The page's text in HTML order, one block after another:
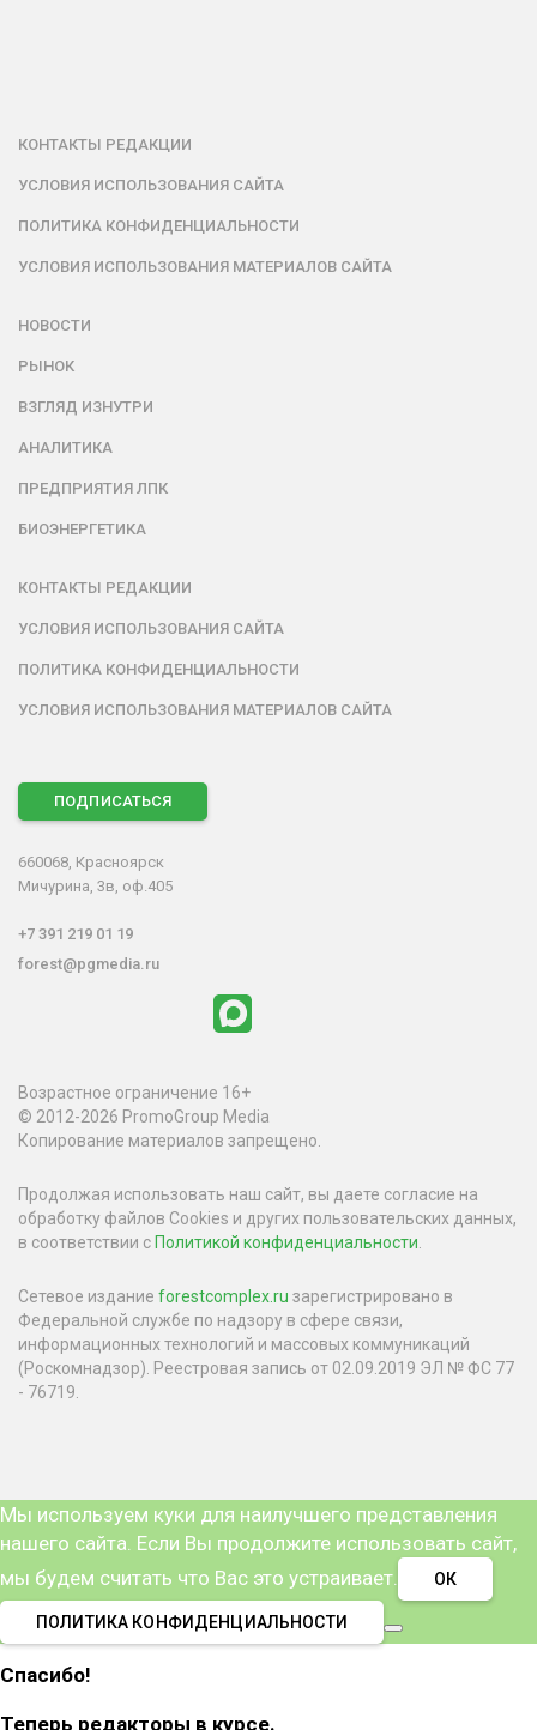
КОНТАКТЫ РЕДАКЦИИ
УСЛОВИЯ ИСПОЛЬЗОВАНИЯ САЙТА
ПОЛИТИКА КОНФИДЕНЦИАЛЬНОСТИ
УСЛОВИЯ ИСПОЛЬЗОВАНИЯ МАТЕРИАЛОВ САЙТА
НОВОСТИ
РЫНОК
ВЗГЛЯД ИЗНУТРИ
АНАЛИТИКА
ПРЕДПРИЯТИЯ ЛПК
БИОЭНЕРГЕТИКА
КОНТАКТЫ РЕДАКЦИИ
УСЛОВИЯ ИСПОЛЬЗОВАНИЯ САЙТА
ПОЛИТИКА КОНФИДЕНЦИАЛЬНОСТИ
УСЛОВИЯ ИСПОЛЬЗОВАНИЯ МАТЕРИАЛОВ САЙТА
ПОДПИСАТЬСЯ
660068, Красноярск
Мичурина, 3в, оф.405
+7 391 219 01 19
forest@pgmedia.ru
Возрастное ограничение 16+
© 2012-2026 PromoGroup Media
Копирование материалов запрещено.
Продолжая использовать наш сайт, вы даете согласие на
обработку файлов Cookies и других пользовательских данных,
в соответствии с Политикой конфиденциальности.
Сетевое издание forestcomplex.ru зарегистрировано в
Федеральной службе по надзору в сфере связи,
информационных технологий и массовых коммуникаций
(Роскомнадзор). Реестровая запись от 02.09.2019 ЭЛ № ФС 77
- 76719.
Мы используем куки для наилучшего представления
нашего сайта. Если Вы продолжите использовать сайт,
мы будем считать что Вас это устраивает.
ОК
ПОЛИТИКА КОНФИДЕНЦИАЛЬНОСТИ
Спасибо!
Теперь редакторы в курсе.